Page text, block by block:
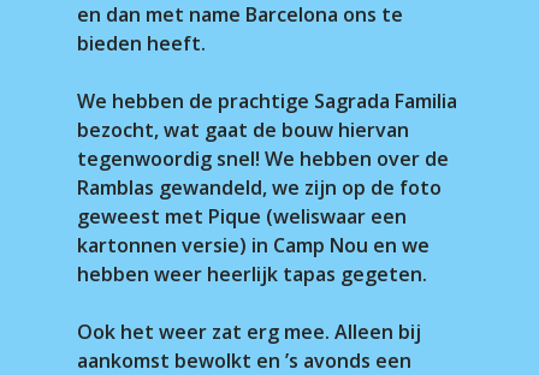
en dan met name Barcelona ons te
bieden heeft.
We hebben de prachtige Sagrada Familia
bezocht, wat gaat de bouw hiervan
tegenwoordig snel! We hebben over de
Ramblas gewandeld, we zijn op de foto
geweest met Pique (weliswaar een
kartonnen versie) in Camp Nou en we
hebben weer heerlijk tapas gegeten.
Ook het weer zat erg mee. Alleen bij
aankomst bewolkt en ’s avonds een